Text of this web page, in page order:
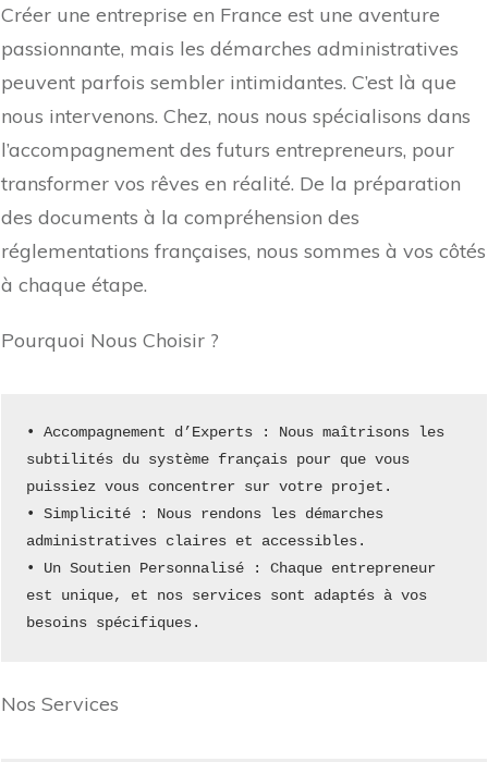
Créer une entreprise en France est une aventure
passionnante, mais les démarches administratives
peuvent parfois sembler intimidantes. C’est là que
nous intervenons. Chez, nous nous spécialisons dans
l’accompagnement des futurs entrepreneurs, pour
transformer vos rêves en réalité. De la préparation
des documents à la compréhension des
réglementations françaises, nous sommes à vos côtés
à chaque étape.
Pourquoi Nous Choisir ?
• Accompagnement d’Experts : Nous maîtrisons les
subtilités du système français pour que vous
puissiez vous concentrer sur votre projet.
• Simplicité : Nous rendons les démarches
administratives claires et accessibles.
• Un Soutien Personnalisé : Chaque entrepreneur
est unique, et nos services sont adaptés à vos
besoins spécifiques.
Nos Services